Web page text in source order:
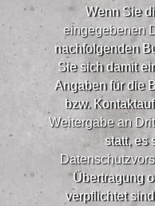
Wenn Sie
eingegebenen
nachfolgenden
Sie sich damit
Angaben für die
bzw.
Weitergabe an
statt, es
Übertragung
verpflichtet